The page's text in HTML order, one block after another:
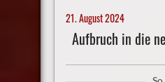
21. August 2024
Aufbruch in die